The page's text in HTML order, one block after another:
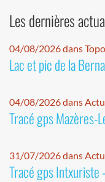
Les dernières
04/08/2026 dans Topo
Lac et pic de la
04/08/2026 dans
Tracé gps Mazères-
31/07/2026 dans
Tracé gps Intxuriste